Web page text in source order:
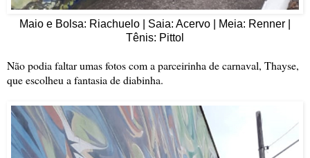
Maio e Bolsa: Riachuelo | Saia: Acervo | Meia: Renner |
Tênis: Pittol
Não podia faltar umas fotos com a parceirinha de carnaval, Thayse,
que escolheu a fantasia de diabinha.